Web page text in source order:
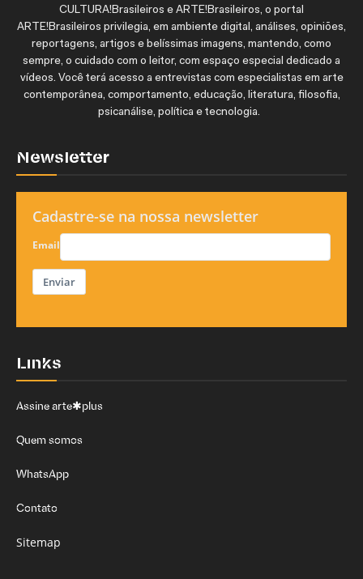
CULTURA!Brasileiros e ARTE!Brasileiros, o portal
ARTE!Brasileiros privilegia, em ambiente digital, análises, opiniões,
reportagens, artigos e belíssimas imagens, mantendo, como
sempre, o cuidado com o leitor, com espaço especial dedicado a
vídeos. Você terá acesso a entrevistas com especialistas em arte
contemporânea, comportamento, educação, literatura, filosofia,
psicanálise, política e tecnologia.
Newsletter
Cadastre-se na nossa newsletter
Email
Enviar
Links
Assine arte✱plus
Quem somos
WhatsApp
Contato
Sitemap